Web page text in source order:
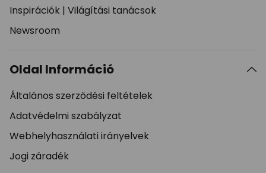
Inspirációk | Világítási tanácsok
Newsroom
Oldal Információ
Általános szerződési feltételek
Adatvédelmi szabályzat
Webhelyhasználati irányelvek
Jogi záradék